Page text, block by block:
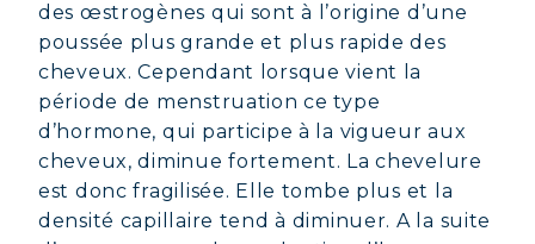
des œstrogènes qui sont à l’origine d’une
poussée plus grande et plus rapide des
cheveux. Cependant lorsque vient la
période de menstruation ce type
d’hormone, qui participe à la vigueur aux
cheveux, diminue fortement. La chevelure
est donc fragilisée. Elle tombe plus et la
densité capillaire tend à diminuer. A la suite